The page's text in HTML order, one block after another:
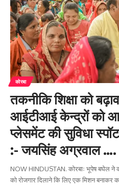
कोरबा
तकनीकि शिक्षा को
आईटीआई केन्द्रों को
प्लेसमेंट की सुविधा
:- जयसिंह अग्रवाल ….
NOW HINDUSTAN. कोरबाः भूपेष बघेल ने
को रोजगार दिलाने कि लिए एक मिशन